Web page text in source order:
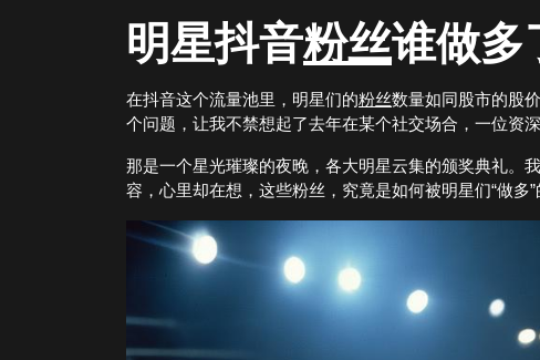
明星抖音粉丝谁做多
在抖音这个流量池里，明星们的粉丝数量如同股市的股
个问题，让我不禁想起了去年在某个社交场合，一位资
那是一个星光璀璨的夜晚，各大明星云集的颁奖典礼。
容，心里却在想，这些粉丝，究竟是如何被明星们“做多”